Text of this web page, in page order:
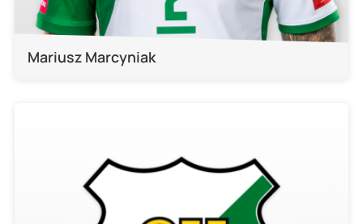
Mariusz Marcyniak